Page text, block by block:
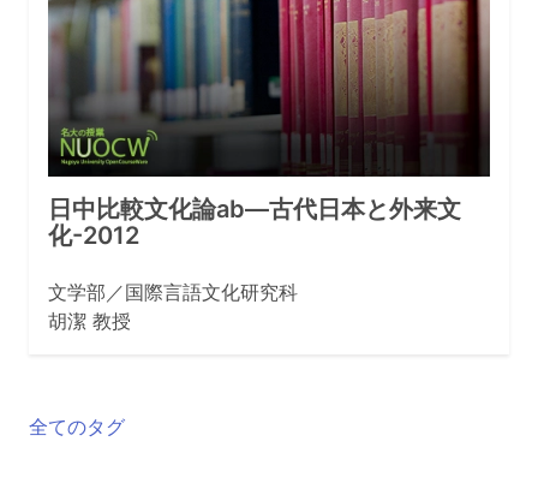
日中比較文化論ab—古代日本と外来文
化-2012
文学部／国際言語文化研究科
胡潔 教授
全てのタグ